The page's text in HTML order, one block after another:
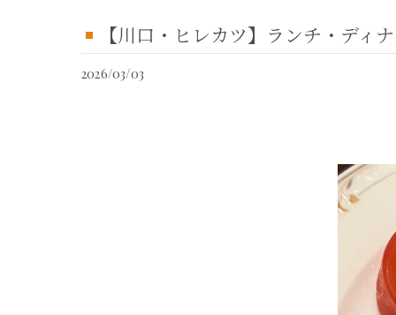
【川口・ヒレカツ】ランチ・ディ
2026/03/03